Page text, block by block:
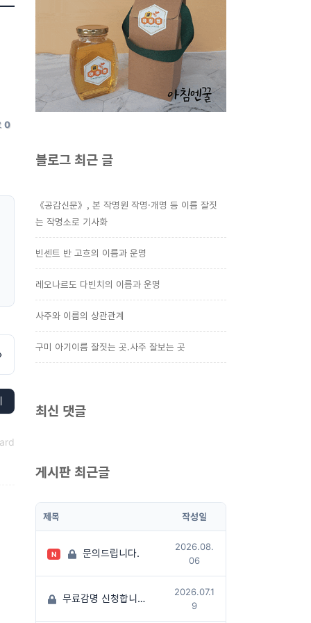
0
블로그 최근 글
《공감신문》, 본 작명원 작명·개명 등 이름 잘짓
는 작명소로 기사화
빈센트 반 고흐의 이름과 운명
레오나르도 다빈치의 이름과 운명
사주와 이름의 상관관계
구미 아기이름 잘짓는 곳.사주 잘보는 곳
최신 댓글
게시판 최근글
제목 작성일
N 문의드립니다.
2026.08.
06
무료감명 신청합니다
2026.07.1
9